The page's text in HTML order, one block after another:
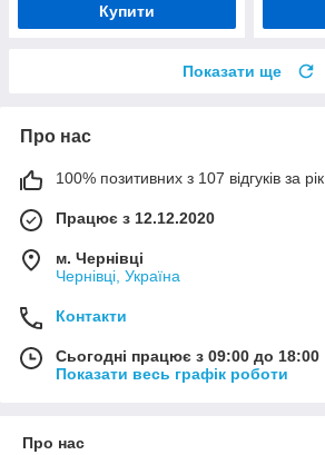
Купити
Показати ще
Про нас
100% позитивних з 107 відгуків за рік
Працює з 12.12.2020
м. Чернівці
Чернівці, Україна
Контакти
Сьогодні працює з 09:00 до 18:00
Показати весь графік роботи
Про нас